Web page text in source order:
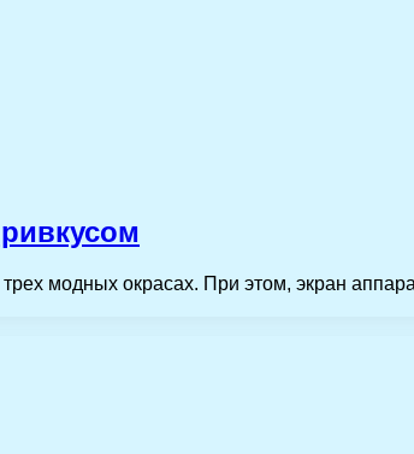
модных окрасах. При этом, экран